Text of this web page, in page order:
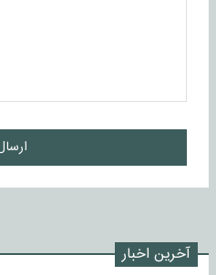
آخرین اخبار